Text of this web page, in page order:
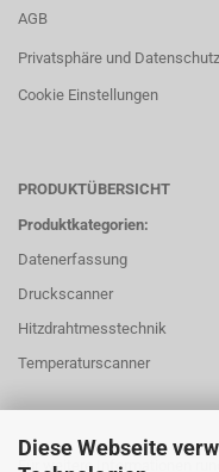
Diese Webseite
AGB
Privatsphäre und Datenschutz
Cookie Einstellungen
PRODUKTÜBERSICHT
Produktkategorien:
Datenerfassung
Druckscanner
Hitzdrahtmesstechnik
Temperaturscanner
Für weitere Informationen